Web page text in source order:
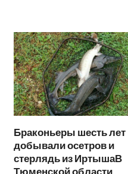
Браконьеры шесть лет
добывали осетров и
стерлядь из ИртышаВ
Тюменской области